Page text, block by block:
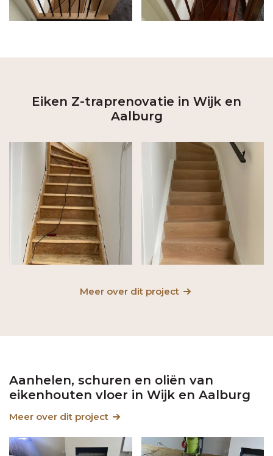
Eiken Z-traprenovatie in Wijk en
Aalburg
Meer over dit project
Aanhelen, schuren en oliën van
eikenhouten vloer in Wijk en Aalburg
Meer over dit project